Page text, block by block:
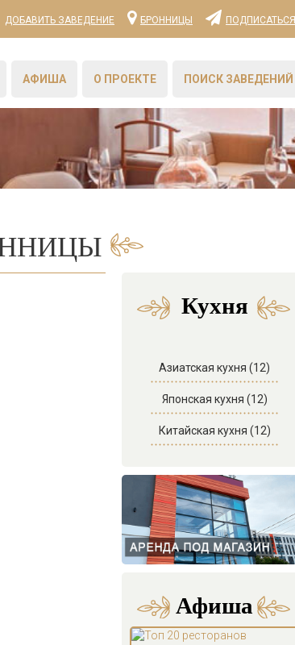
ДОБАВИТЬ ЗАВЕДЕНИЕ БРОННИЦЫ ПОДПИСАТЬСЯ
АФИША О ПРОЕКТЕ ПОИСК ЗАВЕДЕНИЙ
Кухня
Азиатская кухня (12)
Японская кухня (12)
Китайская кухня (12)
Афиша